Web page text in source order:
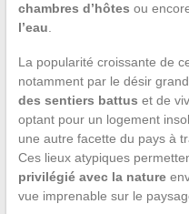
chambres d’hôtes ou
l’eau.
La popularité croissante de
notamment par le désir
des sentiers battus et de
optant pour un logement
une autre facette du pays à
Ces lieux atypiques
privilégié avec la nature
vue imprenable sur le